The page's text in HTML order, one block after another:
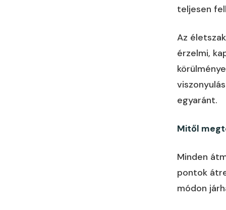
teljesen
Az
érzelmi,
egyaránt.
Mitől
Minden
pontok
módon